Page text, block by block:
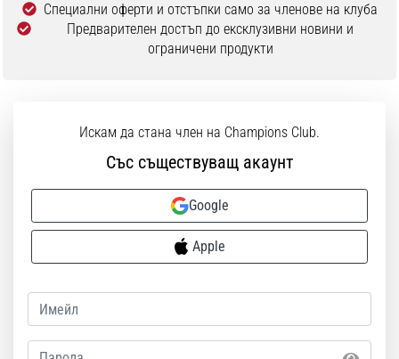
Специални оферти и отстъпки само за членове на клуба
Предварителен достъп до ексклузивни новини и
ограничени продукти
Искам да стана член на Champions Club.
Със съществуващ акаунт
Google
Apple
Парола